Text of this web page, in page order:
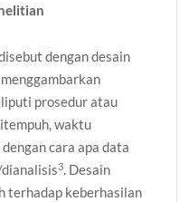
dengan desain
prosedur atau
waktu
cara apa data
3. Desain
terhadap keberhasilan